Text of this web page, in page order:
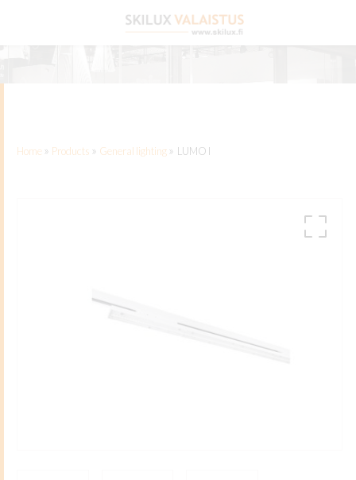
Front page
Home » Products » General lighting » LUMO I